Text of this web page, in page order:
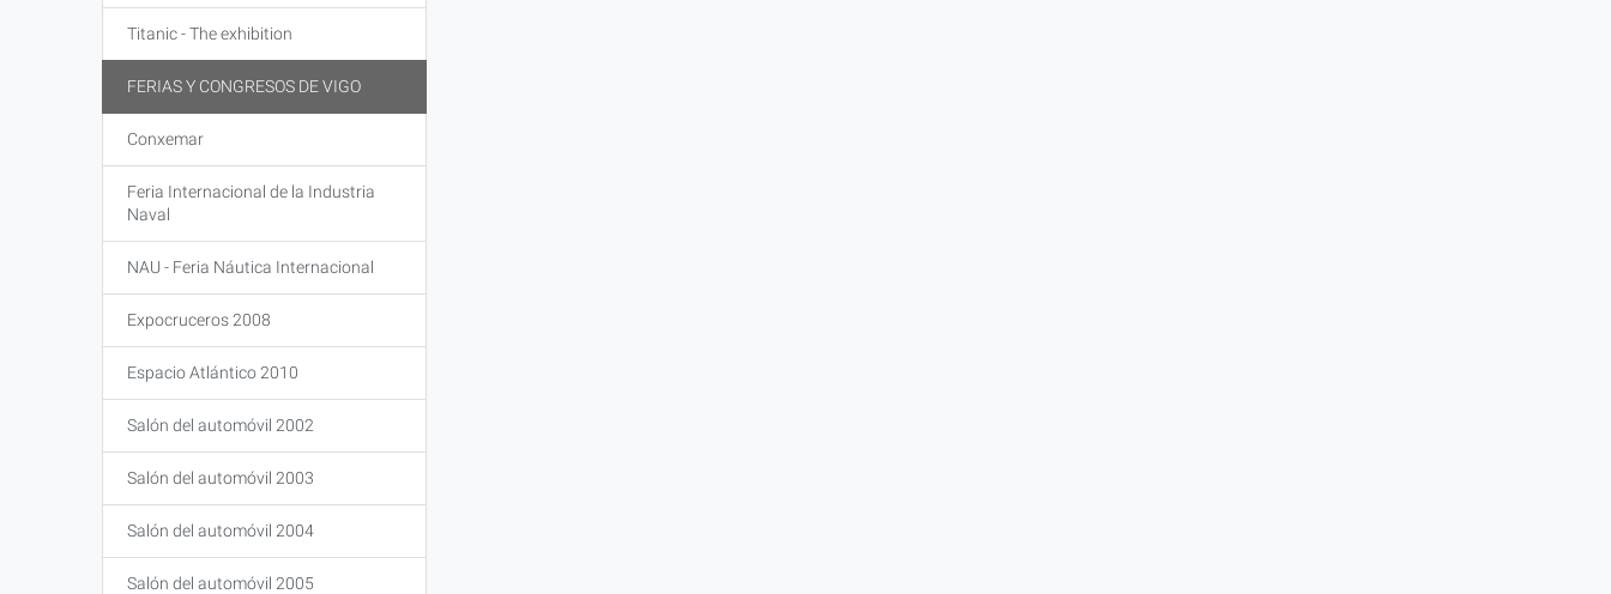
Titanic - The exhibition
FERIAS Y CONGRESOS DE VIGO
Conxemar
Feria Internacional de la Industria
Naval
NAU - Feria Náutica Internacional
Expocruceros 2008
Espacio Atlántico 2010
Salón del automóvil 2002
Salón del automóvil 2003
Salón del automóvil 2004
Salón del automóvil 2005